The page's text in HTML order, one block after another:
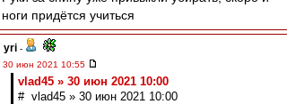
ноги придётся учиться
yri -
30 июн 2021 10:55
vlad45 » 30 июн 2021 10:00
# vlad45 » 30 июн 2021 10:00